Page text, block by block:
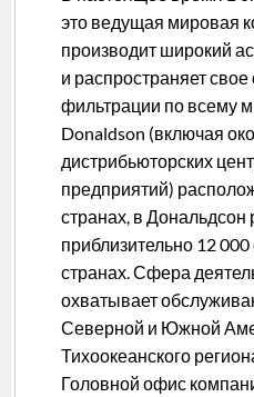
это ведущая мировая
производит широкий
и распространяет
фильтрации по всему
Donaldson (включая
дистрибьюторских
предприятий)
странах, в Дональдсон
приблизительно 12
странах. Сфера
охватывает
Северной и Южной
Тихоокеанского
Головной офис